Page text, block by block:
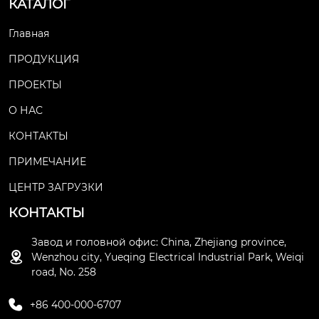
КАТАЛОГ
Главная
ПРОДУКЦИЯ
ПРОЕКТЫ
О НАС
КОНТАКТЫ
ПРИМЕЧАНИЕ
ЦЕНТР ЗАГРУЗКИ
КОНТАКТЫ

Завод и головной офис: China, Zhejiang province,
Wenzhou city, Yueqing Electrical Industrial Park, Weiqi
road, No. 258
 +86 400-000-6707